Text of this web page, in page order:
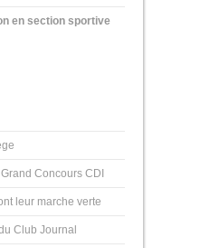
en section sportive
Concours CDI
leur marche verte
Club Journal